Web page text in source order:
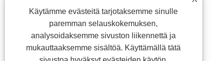
Käytämme evästeitä tarjotaksemme sinulle
paremman selauskokemuksen,
analysoidaksemme sivuston liikennettä ja
mukauttaaksemme sisältöä. Käyttämällä tätä